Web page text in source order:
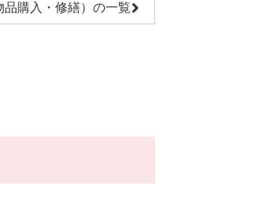
品購入・修繕）の一覧